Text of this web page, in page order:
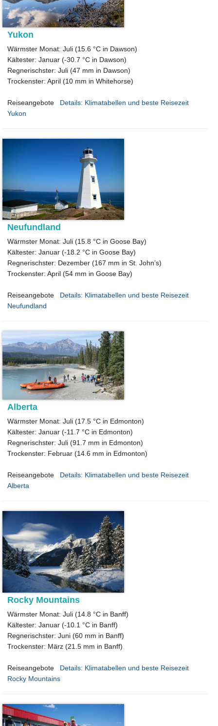
Yukon
Wärmster Monat: Juli (15.6 °C in Dawson)
Kältester: Januar (-30.7 °C in Dawson)
Regnerischster: Juli (47 mm in Dawson)
Trockenster: April (10 mm in Whitehorse)
Reiseangebote
Details: Klimatabellen und beste Reisezeit
Yukon
Neufundland
Wärmster Monat: Juli (15.8 °C in Goose Bay)
Kältester: Januar (-18.2 °C in Goose Bay)
Regnerischster: Dezember (167 mm in St. John’s)
Trockenster: April (54 mm in Goose Bay)
Reiseangebote
Details: Klimatabellen und beste Reisezeit
Neufundland
Alberta
Wärmster Monat: Juli (17.5 °C in Edmonton)
Kältester: Januar (-11.7 °C in Edmonton)
Regnerischster: Juli (91.7 mm in Edmonton)
Trockenster: Februar (14.6 mm in Edmonton)
Reiseangebote
Details: Klimatabellen und beste Reisezeit
Alberta
Rocky Mountains
Wärmster Monat: Juli (14.8 °C in Banff)
Kältester: Januar (-10.1 °C in Banff)
Regnerischster: Juni (60 mm in Banff)
Trockenster: März (21.5 mm in Banff)
Reiseangebote
Details: Klimatabellen und beste Reisezeit
Rocky Mountains